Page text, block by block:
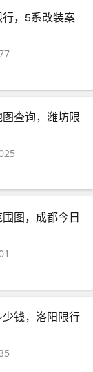
，5系改装案
查询，潍坊限
图，成都今日
钱，洛阳限行